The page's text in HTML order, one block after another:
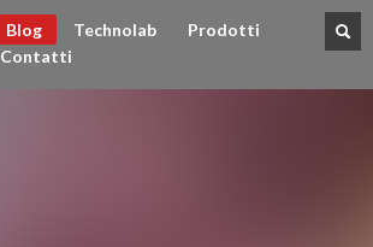
CHECKOUT
Blog Technolab
Prodotti
Contatti